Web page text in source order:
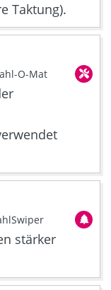
Taktung).
O-Mat
stärker